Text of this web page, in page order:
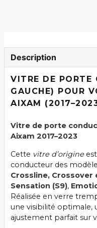
Description
VITRE DE PORTE
GAUCHE) POUR
AIXAM
Vitre de porte
Aixam 2017–2023
Cette vitre d’origine
conducteur des
Crossline, Crossover
Sensation (S9),
Réalisée en verre
une visibilité optimale,
ajustement parfait sur